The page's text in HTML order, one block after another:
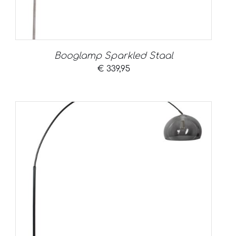
Booglamp Sparkled Staal
€339,95